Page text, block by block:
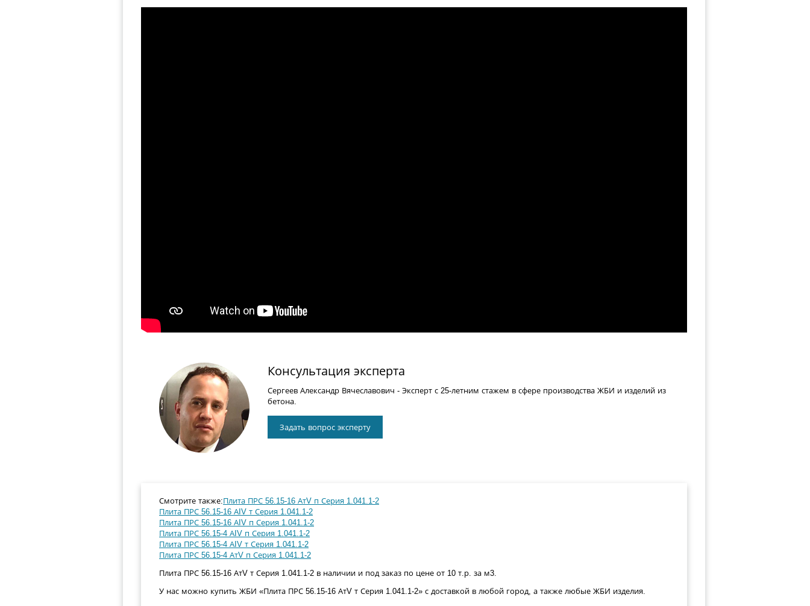
Консультация эксперта
Сергеев Александр Вячеславович - Эксперт с 25-летним стажем в сфере производства ЖБИ и изделий из
бетона.
Задать вопрос эксперту
Смотрите также:Плита ПРС 56.15-16 АтV п Серия 1.041.1-2
Плита ПРС 56.15-16 АIV т Серия 1.041.1-2
Плита ПРС 56.15-16 АIV п Серия 1.041.1-2
Плита ПРС 56.15-4 АIV п Серия 1.041.1-2
Плита ПРС 56.15-4 АIV т Серия 1.041.1-2
Плита ПРС 56.15-4 АтV п Серия 1.041.1-2
Плита ПРС 56.15-16 АтV т Серия 1.041.1-2 в наличии и под заказ по цене от 10 т.р. за м3.
У нас можно купить ЖБИ «Плита ПРС 56.15-16 АтV т Серия 1.041.1-2» с доставкой в любой город, а также любые ЖБИ изделия.